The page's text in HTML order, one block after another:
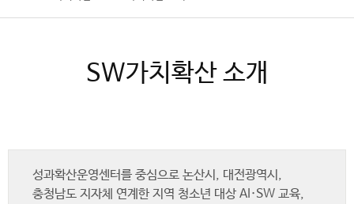
SW가치확산 소개
성과확산운영센터를 중심으로 논산시, 대전광역시,
충청남도 지자체 연계한 지역 청소년 대상 AI·SW 교육,